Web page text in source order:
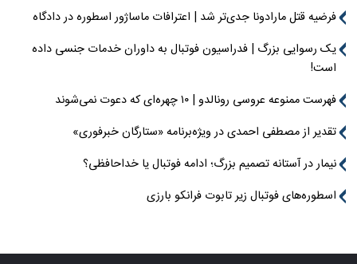
فرضیه قتل مارادونا جدی‌تر شد | اعترافات ماساژور اسطوره در دادگاه
یک رسوایی بزرگ | فدراسیون فوتبال به داوران خدمات جنسی داده
است!
فهرست ممنوعه عروسی رونالدو | ۱۰ چهره‌ای که دعوت نمی‌شوند
تقدیر از مصطفی احمدی در ویژه‌برنامه «ستارگان خبرفوری»
نیمار در آستانه تصمیم بزرگ؛ ادامه فوتبال یا خداحافظی؟
اسطوره‌های فوتبال زیر تابوت فرانکو بارزی